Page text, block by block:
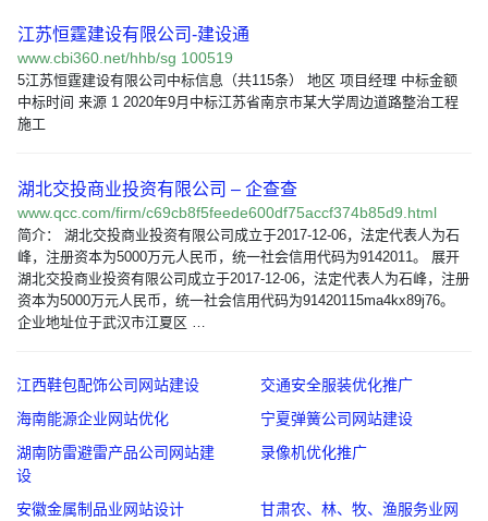
江苏恒霆建设有限公司-建设通
www.cbi360.net/hhb/sg 100519
5江苏恒霆建设有限公司中标信息（共115条） 地区 项目经理 中标金额
中标时间 来源 1 2020年9月中标江苏省南京市某大学周边道路整治工程
施工
湖北交投商业投资有限公司 – 企查查
www.qcc.com/firm/c69cb8f5feede600df75accf374b85d9.html
简介： 湖北交投商业投资有限公司成立于2017-12-06，法定代表人为石
峰，注册资本为5000万元人民币，统一社会信用代码为9142011。 展开
湖北交投商业投资有限公司成立于2017-12-06，法定代表人为石峰，注册
资本为5000万元人民币，统一社会信用代码为91420115ma4kx89j76。
企业地址位于武汉市江夏区 …
江西鞋包配饰公司网站建设
交通安全服装优化推广
海南能源企业网站优化
宁夏弹簧公司网站建设
湖南防雷避雷产品公司网站建
设
录像机优化推广
安徽金属制品业网站设计
甘肃农、林、牧、渔服务业网